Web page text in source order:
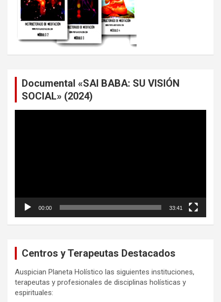
Documental «SAI BABA: SU VISIÓN
SOCIAL» (2024)
00:00 33:41
Centros y Terapeutas Destacados
Auspician Planeta Holístico las siguientes instituciones,
terapeutas y profesionales de disciplinas holísticas y
espirituales: